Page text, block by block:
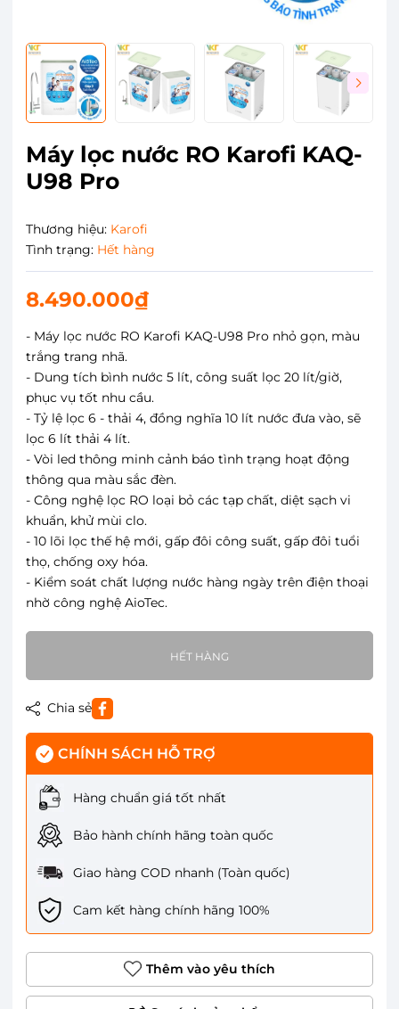
Máy lọc nước RO Karofi KAQ-
U98 Pro
Thương hiệu: Karofi
Tình trạng: Hết hàng
8.490.000₫
- Máy lọc nước RO Karofi KAQ-U98 Pro nhỏ gọn, màu
trắng trang nhã.
- Dung tích bình nước 5 lít, công suất lọc 20 lít/giờ,
phục vụ tốt nhu cầu.
- Tỷ lệ lọc 6 - thải 4, đồng nghĩa 10 lít nước đưa vào, sẽ
lọc 6 lít thải 4 lít.
- Vòi led thông minh cảnh báo tình trạng hoạt động
thông qua màu sắc đèn.
- Công nghệ lọc RO loại bỏ các tạp chất, diệt sạch vi
khuẩn, khử mùi clo.
- 10 lõi lọc thế hệ mới, gấp đôi công suất, gấp đôi tuổi
thọ, chống oxy hóa.
- Kiểm soát chất lượng nước hàng ngày trên điện thoại
nhờ công nghệ AioTec.
HẾT HÀNG
Chia sẻ
CHÍNH SÁCH HỖ TRỢ
Hàng chuẩn giá tốt nhất
Bảo hành chính hãng toàn quốc
Giao hàng COD nhanh (Toàn quốc)
Cam kết hàng chính hãng 100%
Thêm vào yêu thích